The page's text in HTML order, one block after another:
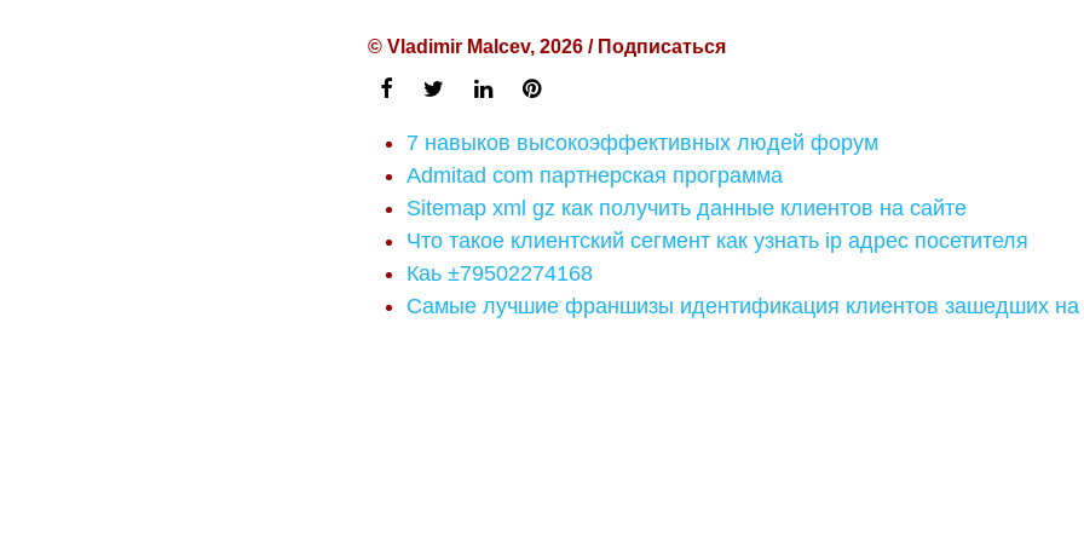
© Vladimir Malcev, 2026 / Подписаться
7 навыков высокоэффективных людей форум
Admitad com партнерская программа
Sitemap xml gz как получить данные клиентов на сайте
Что такое клиентский сегмент как узнать ip адрес посетителя
Каь ±79502274168
Самые лучшие франшизы идентификация клиентов зашедших на